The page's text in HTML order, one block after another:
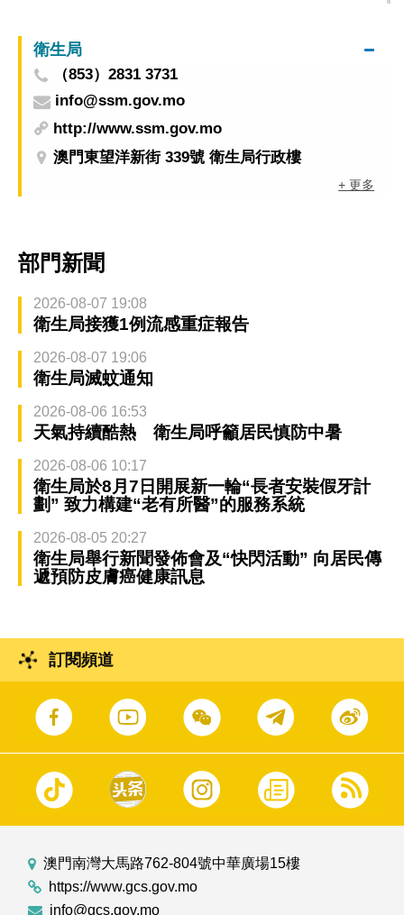
衛生局
（853）2831 3731
info@ssm.gov.mo
http://www.ssm.gov.mo
澳門東望洋新街 339號 衛生局行政樓
+ 更多
部門新聞
2026-08-07 19:08
衛生局接獲1例流感重症報告
2026-08-07 19:06
衛生局滅蚊通知
2026-08-06 16:53
天氣持續酷熱 衛生局呼籲居民慎防中暑
2026-08-06 10:17
衛生局於8月7日開展新一輪“長者安裝假牙計
劃” 致力構建“老有所醫”的服務系統
2026-08-05 20:27
衛生局舉行新聞發佈會及“快閃活動” 向居民傳
遞預防皮膚癌健康訊息
訂閱頻道
澳門南灣大馬路762-804號中華廣場15樓
https://www.gcs.gov.mo
info@gcs.gov.mo